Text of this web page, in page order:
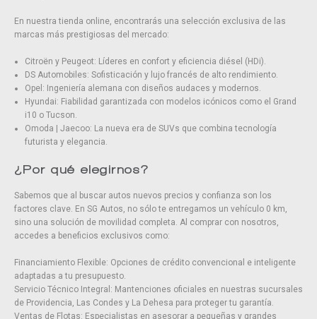
En nuestra tienda online, encontrarás una selección exclusiva de las
marcas más prestigiosas del mercado:
Citroën y Peugeot: Líderes en confort y eficiencia diésel (HDi).
DS Automobiles: Sofisticación y lujo francés de alto rendimiento.
Opel: Ingeniería alemana con diseños audaces y modernos.
Hyundai: Fiabilidad garantizada con modelos icónicos como el Grand
i10 o Tucson.
Omoda | Jaecoo: La nueva era de SUVs que combina tecnología
futurista y elegancia.
¿Por qué elegirnos?
Sabemos que al buscar autos nuevos precios y confianza son los
factores clave. En SG Autos, no sólo te entregamos un vehículo 0 km,
sino una solución de movilidad completa. Al comprar con nosotros,
accedes a beneficios exclusivos como:
Financiamiento Flexible: Opciones de crédito convencional e inteligente
adaptadas a tu presupuesto.
Servicio Técnico Integral: Mantenciones oficiales en nuestras sucursales
de Providencia, Las Condes y La Dehesa para proteger tu garantía.
Ventas de Flotas: Especialistas en asesorar a pequeñas y grandes